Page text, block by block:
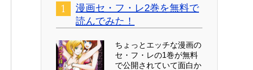
漫画セ・フ・レ2巻を無料で
読んでみた！
ちょっとエッチな漫画の
セ・フ・レの1巻が無料
で公開されていて面白か